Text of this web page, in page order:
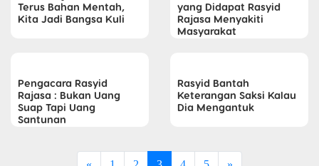
Terus Bahan Mentah,
Kita Jadi Bangsa Kuli
yang Didapat Rasyid
Rajasa Menyakiti
Masyarakat
Pengacara Rasyid
Rajasa : Bukan Uang
Suap Tapi Uang
Santunan
Rasyid Bantah
Keterangan Saksi Kalau
Dia Mengantuk